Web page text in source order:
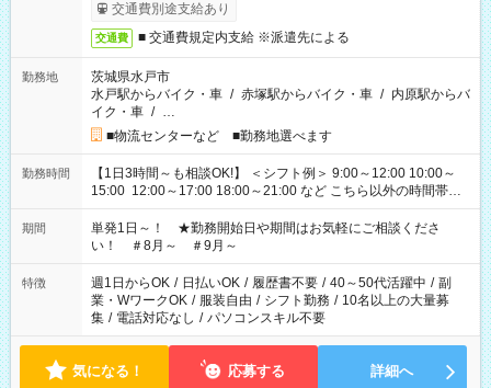
交通費別途支給あり
交通費 ■ 交通費規定内支給 ※派遣先による
勤務地
茨城県水戸市
水戸駅からバイク・車 / 赤塚駅からバイク・車 / 内原駅からバ
イク・車 / …
■物流センターなど ■勤務地選べます
勤務時間
【1日3時間～も相談OK!】 ＜シフト例＞ 9:00～12:00 10:00～
15:00 12:00～17:00 18:00～21:00 など こちら以外の時間帯も
お気軽にご相談ください！
期間
単発1日～！ ★勤務開始日や期間はお気軽にご相談くださ
い！ ＃8月～ ＃9月～
特徴 週1日からOK / 日払いOK / 履歴書不要 / 40～50代活躍中 / 副
業・WワークOK / 服装自由 / シフト勤務 / 10名以上の大量募
集 / 電話対応なし / パソコンスキル不要
気になる！ 応募する 詳細へ